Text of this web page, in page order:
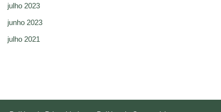
julho 2023
junho 2023
julho 2021